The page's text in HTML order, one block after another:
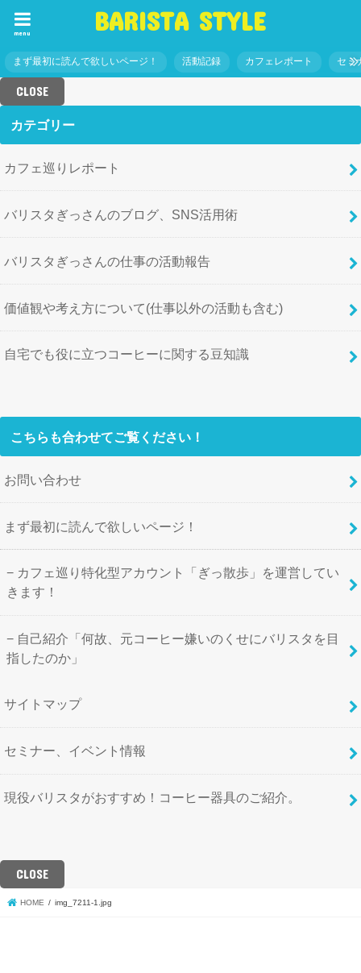
BARISTA STYLE
menu
まず最初に読んで欲しいページ！ 活動記録 カフェレポート セミ
CLOSE
カテゴリー
カフェ巡りレポート
バリスタぎっさんのブログ、SNS活用術
バリスタぎっさんの仕事の活動報告
価値観や考え方について(仕事以外の活動も含む)
自宅でも役に立つコーヒーに関する豆知識
こちらも合わせてご覧ください！
お問い合わせ
まず最初に読んで欲しいページ！
カフェ巡り特化型アカウント「ぎっ散歩」を運営してい
きます！
自己紹介「何故、元コーヒー嫌いのくせにバリスタを目
指したのか」
サイトマップ
セミナー、イベント情報
現役バリスタがおすすめ！コーヒー器具のご紹介。
CLOSE
HOME img_7211-1.jpg